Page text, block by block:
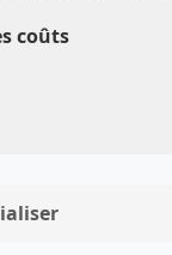
coûts